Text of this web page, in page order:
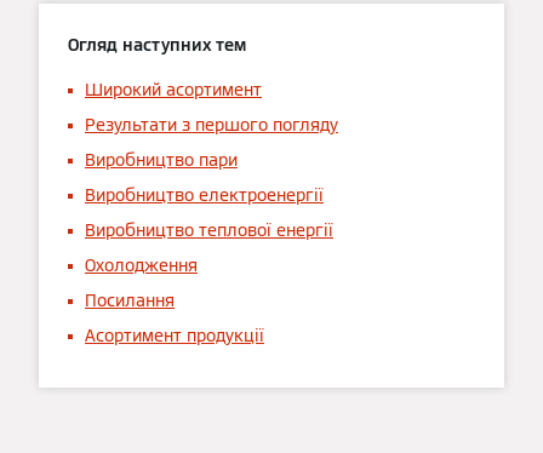
Огляд наступних тем
Широкий асортимент
Результати з першого погляду
Виробництво пари
Виробництво електроенергії
Виробництво теплової енергії
Охолодження
Посилання
Асортимент продукції